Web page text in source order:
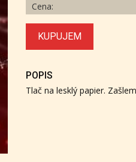
Cena:
KUPUJEM
POPIS
Tlač na lesklý papier.